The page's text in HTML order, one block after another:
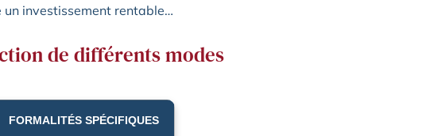
investissement rentable…
de différents modes
FORMALITÉS SPÉCIFIQUES